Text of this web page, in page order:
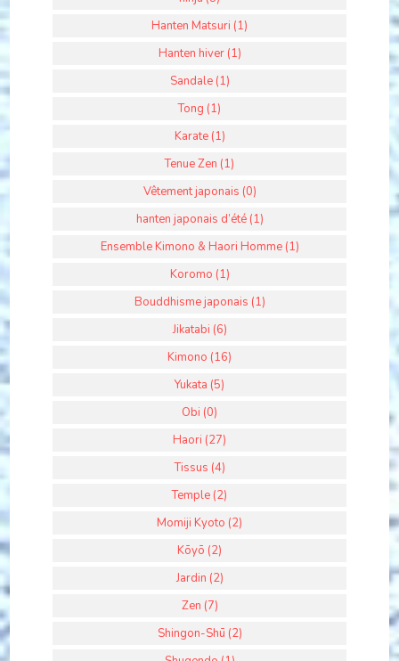
Hanten Matsuri (1)
Hanten hiver (1)
Sandale (1)
Tong (1)
Karate (1)
Tenue Zen (1)
Vêtement japonais (0)
hanten japonais d’été (1)
Ensemble Kimono & Haori Homme (1)
Koromo (1)
Bouddhisme japonais (1)
Jikatabi (6)
Kimono (16)
Yukata (5)
Obi (0)
Haori (27)
Tissus (4)
Temple (2)
Momiji Kyoto (2)
Kōyō (2)
Jardin (2)
Zen (7)
Shingon-Shū (2)